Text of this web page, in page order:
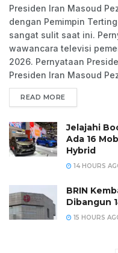
Presiden Iran Masoud
dengan Pemimpin
sangat sulit saat ini.
wawancara televisi
2026. Pernyataan
Presiden Iran Masoud
READ MORE
Jelajahi
Ada 16
Hybrid
14 HOURS
BRIN
Dibangun
15 HOURS